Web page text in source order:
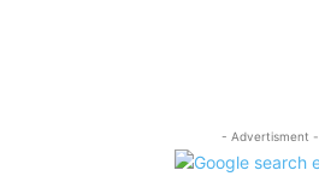
- Advertisment -